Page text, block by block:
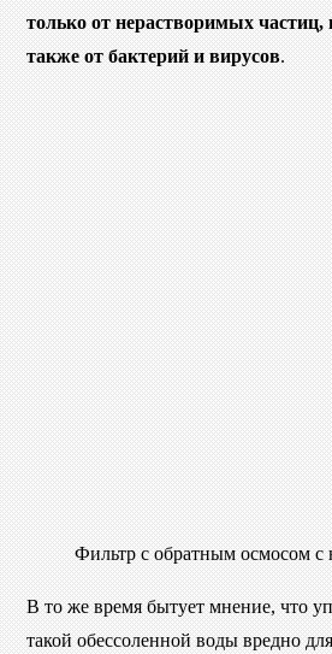
только от нерастворимых частиц,
также от бактерий и вирусов.
Фильтр с обратным осмосом с
В то же время бытует мнение, что
такой обессоленной воды вредно